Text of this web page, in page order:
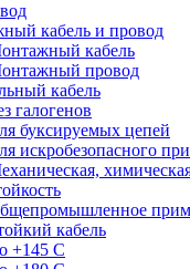
кабель и провод
кабель
провод
кабель
галогенов
буксируемых цепей
искробезопасного
кабель
+145 С